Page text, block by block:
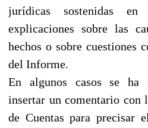
jurídicas sostenidas
explicaciones sobre las
hechos o sobre cuestiones
del Informe.
En algunos casos se ha
insertar un comentario con
de Cuentas para precisar